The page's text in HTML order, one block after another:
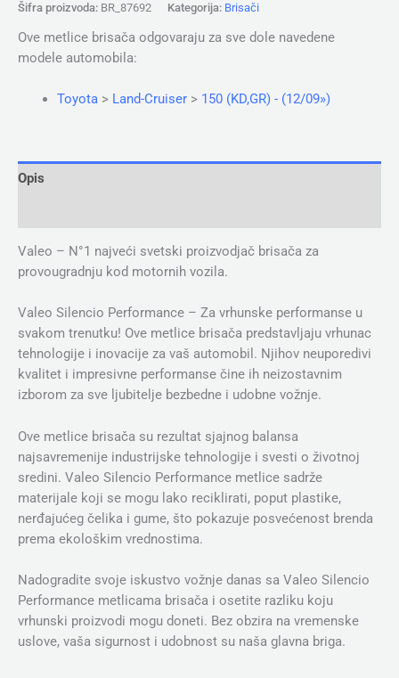
Šifra proizvoda: BR_87692 Kategorija: Brisači
Ove metlice brisača odgovaraju za sve dole navedene
modele automobila:
Toyota> Land-Cruiser> 150 (KD,GR) - (12/09»)
Opis
Valeo – N°1 najveći svetski proizvodjač brisača za
provougradnju kod motornih vozila.
Valeo Silencio Performance – Za vrhunske performanse u
svakom trenutku! Ove metlice brisača predstavljaju vrhunac
tehnologije i inovacije za vaš automobil. Njihov neuporedivi
kvalitet i impresivne performanse čine ih neizostavnim
izborom za sve ljubitelje bezbedne i udobne vožnje.
Ove metlice brisača su rezultat sjajnog balansa
najsavremenije industrijske tehnologije i svesti o životnoj
sredini. Valeo Silencio Performance metlice sadrže
materijale koji se mogu lako reciklirati, poput plastike,
nerđajućeg čelika i gume, što pokazuje posvećenost brenda
prema ekološkim vrednostima.
Nadogradite svoje iskustvo vožnje danas sa Valeo Silencio
Performance metlicama brisača i osetite razliku koju
vrhunski proizvodi mogu doneti. Bez obzira na vremenske
uslove, vaša sigurnost i udobnost su naša glavna briga.